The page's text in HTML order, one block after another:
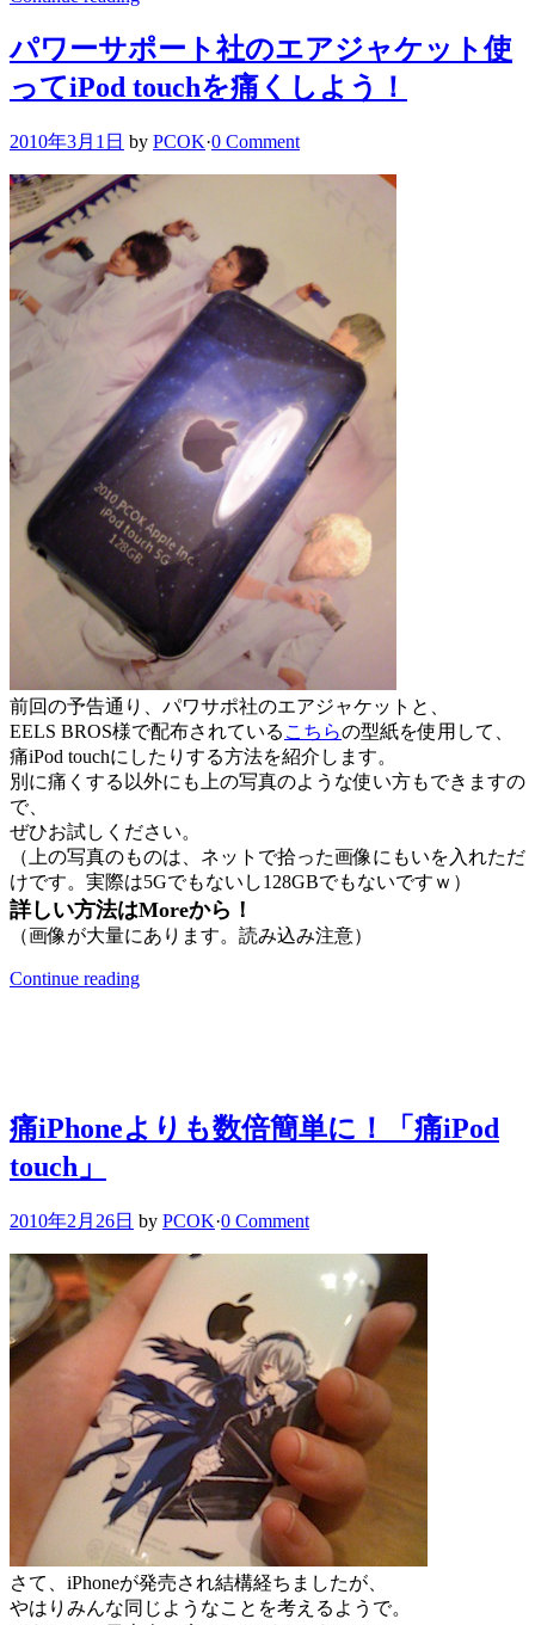
パワーサポート社のエアジャケット使
ってiPod touchを痛くしよう！
2010年3月1日 by PCOK·0 Comment
前回の予告通り、パワサポ社のエアジャケットと、
EELS BROS様で配布されている こちらの型紙を使用して、
痛iPod touchにしたりする方法を紹介します。
別に痛くする以外にも上の写真のような使い方もできますの
で、
ぜひお試しください。
（上の写真のものは、ネットで拾った画像にもいを入れただ
けです。実際は5Gでもないし128GBでもないですｗ）
詳しい方法はMoreから！
（画像が大量にあります。読み込み注意）
Continue reading
痛iPhoneよりも数倍簡単に！「痛iPod
touch」
2010年2月26日 by PCOK·0 Comment
さて、iPhoneが発売され結構経ちましたが、
やはりみんな同じようなことを考えるようで。